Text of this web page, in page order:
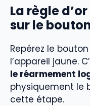
La règle
sur le
Repérez le
l’appareil jaune.
le réarmement
physiquement le
cette étape.